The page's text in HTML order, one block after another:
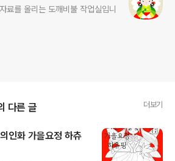
료를 올리는 도깨비불 작업실입니
다른 글 더보기
인화 가을요정 하츄